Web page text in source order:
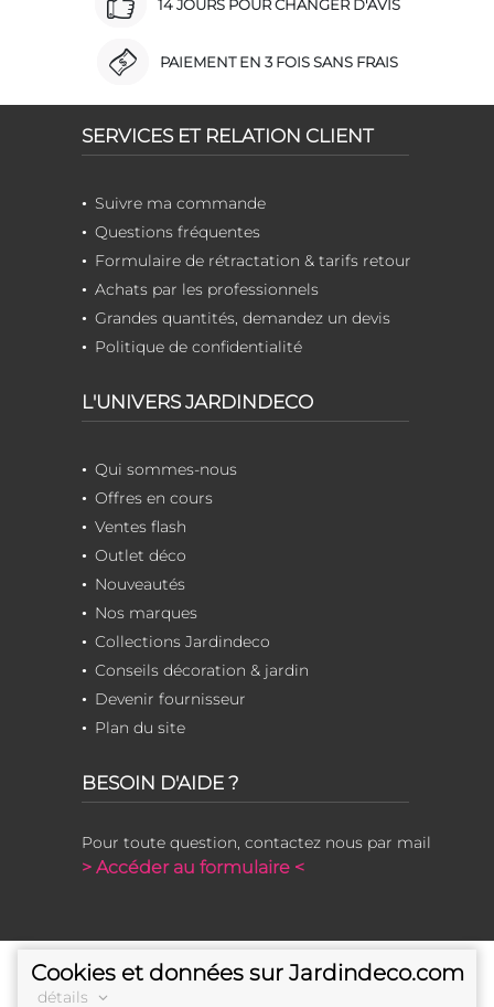
14 JOURS POUR CHANGER D'AVIS
PAIEMENT EN 3 FOIS SANS FRAIS
SERVICES ET RELATION CLIENT
Suivre ma commande
Questions fréquentes
Formulaire de rétractation & tarifs retour
Achats par les professionnels
Grandes quantités, demandez un devis
Politique de confidentialité
L'UNIVERS JARDINDECO
Qui sommes-nous
Offres en cours
Ventes flash
Outlet déco
Nouveautés
Nos marques
Collections Jardindeco
Conseils décoration & jardin
Devenir fournisseur
Plan du site
BESOIN D'AIDE ?
Pour toute question, contactez nous par mail
> Accéder au formulaire <
Cookies et données sur Jardindeco.com
détails